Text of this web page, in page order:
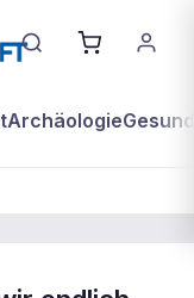
Archäologie